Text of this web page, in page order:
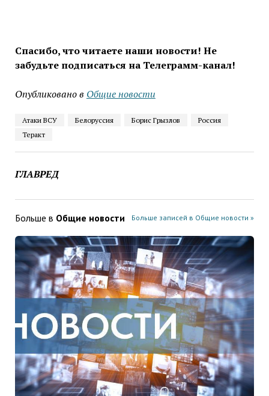
Спасибо, что читаете наши новости! Не
забудьте подписаться на Телеграмм-канал!
Опубликовано в Общие новости
Атаки ВСУ Белоруссия Борис Грызлов
Россия
Теракт
ГЛАВРЕД
Больше в Общие новости Больше записей в Общие новости »